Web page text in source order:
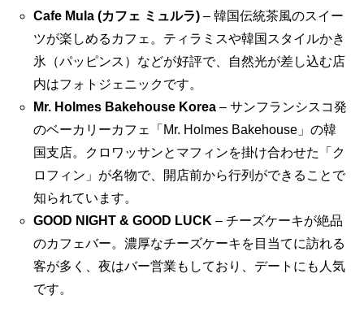
Cafe Mula (カフェ ミュルラ)– 韓国伝統茶風のスイー
ツが楽しめるカフェ。ティラミスや韓国スタイルかき
氷（パッピンス）などが好評で、自然光が差し込む店
内はフォトジェニックです。
Mr. Holmes Bakehouse Korea– サンフランシスコ発
のベーカリーカフェ「Mr. Holmes Bakehouse」の韓
国支店。クロワッサンとマフィンを掛け合わせた「ク
ロフィン」が名物で、開店前から行列ができることで
知られています。
GOOD NIGHT & GOOD LUCK – チーズケーキが絶品
のカフェバー。濃厚なチーズケーキを目当てに訪れる
客が多く、夜はバー営業もしており、デートにも人気
です。